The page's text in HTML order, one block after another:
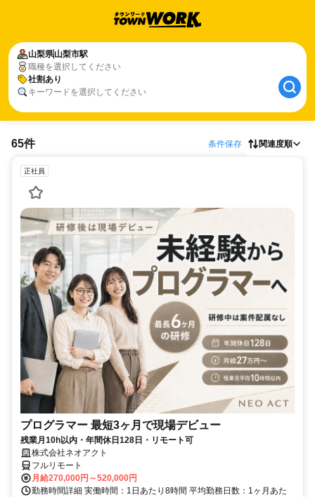
山梨県山梨市駅
職種を選択してください
社割あり
キーワードを選択してください
65件 条件保存 関連度順
正社員
プログラマー 最短3ヶ月で現場デビュー
残業月10h以内・年間休日128日・リモート可
株式会社ネオアクト
フルリモート
月給270,000円～520,000円
勤務時間詳細 実働時間：1日あたり8時間 平均勤務日数：1ヶ月あた